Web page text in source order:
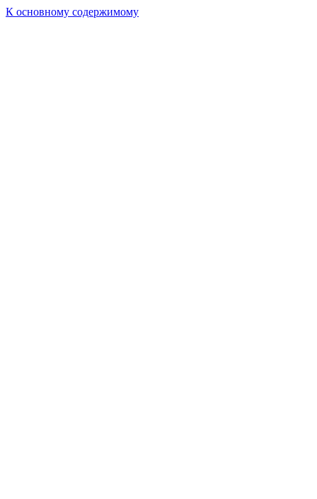
К основному содержимому